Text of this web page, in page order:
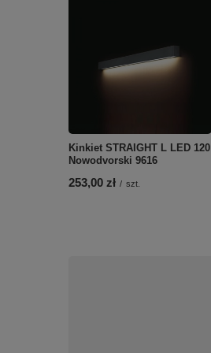
Kinkiet STRAIGHT L LED 120
Nowodvorski 9616
253,00 zł / szt.